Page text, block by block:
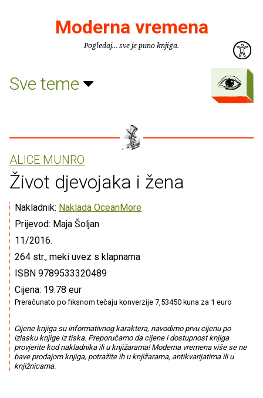
Moderna vremena
Pogledaj... sve je puno knjiga.
Sve teme
ALICE MUNRO
Život djevojaka i žena
Nakladnik: Naklada OceanMore
Prijevod: Maja Šoljan
11/2016.
264 str., meki uvez s klapnama
ISBN 9789533320489
Cijena: 19.78 eur
Preračunato po fiksnom tečaju konverzije 7,53450 kuna za 1 euro
Cijene knjiga su informativnog karaktera, navodimo prvu cijenu po
izlasku knjige iz tiska. Preporučamo da cijene i dostupnost knjiga
provjerite kod nakladnika ili u knjižarama! Moderna vremena više se ne
bave prodajom knjiga, potražite ih u knjižarama, antikvarijatima ili u
knjižnicama.